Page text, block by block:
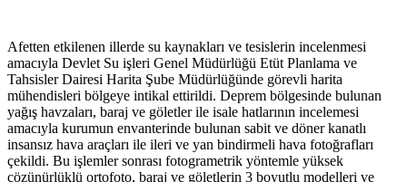
Afetten etkilenen illerde su kaynakları ve tesislerin incelenmesi
amacıyla Devlet Su işleri Genel Müdürlüğü Etüt Planlama ve
Tahsisler Dairesi Harita Şube Müdürlüğünde görevli harita
mühendisleri bölgeye intikal ettirildi. Deprem bölgesinde bulunan
yağış havzaları, baraj ve göletler ile isale hatlarının incelemesi
amacıyla kurumun envanterinde bulunan sabit ve döner kanatlı
insansız hava araçları ile ileri ve yan bindirmeli hava fotoğrafları
çekildi. Bu işlemler sonrası fotogrametrik yöntemle yüksek
çözünürlüklü ortofoto, baraj ve göletlerin 3 boyutlu modelleri ve